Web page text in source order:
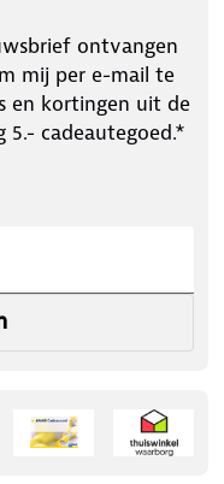
ontvangen
mij per e-mail te
en kortingen uit de
cadeautegoed.*